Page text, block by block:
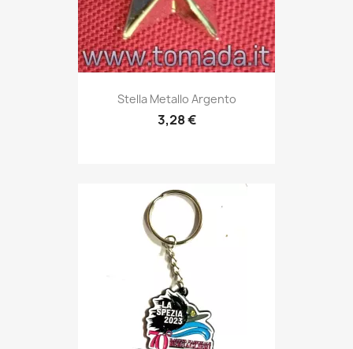
Anteprima
Stella Metallo Argento
3,28 €